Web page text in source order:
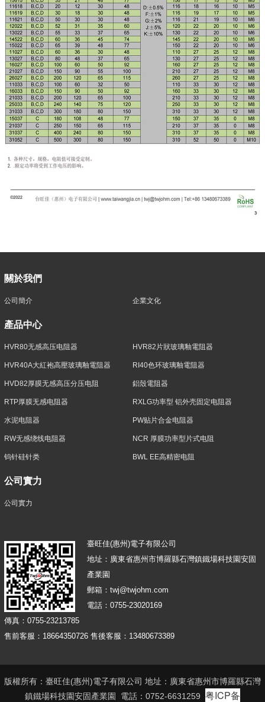
關於我們
公司簡介 企業文化
產品中心
HVR80无感高压电阻器 HVR82片狀玻璃釉電阻器
HVR40A大紅袍高壓玻璃釉電阻器 RI40色环玻璃釉電阻器
HVD82厚膜无感高压分压电阻 鋁殼電阻器
RTP厚膜无感电阻器 RXLG功率型 铝外壳固定电阻器
水泥电阻器 PW贴片合金电阻器
RW无感绕线电阻器 NCR 厚膜功率型片式电阻
钨针硅针类 BWL EE高精密电阻
公司實力
公司實力
臺旺佳(惠州)電子有限公司
地址：廣東省惠州市博羅縣石灣鎮鐵場科技園安固
產業園
郵箱：twj@twjohm.com
電話：0755-23020169
傳真：0755-23213785
售前客服：18664350726 售後客服：13480673389
版權所有：臺旺佳(惠州)電子有限公司 地址：廣東省惠州市博羅縣石灣
鎮鐵場科技園安固產業園 電話：0752-6631259 粤ICP备